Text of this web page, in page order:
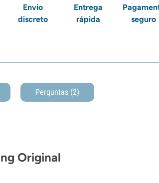
Envio
discreto
Entrega
rápida
seguro
Perguntas (2)
Original